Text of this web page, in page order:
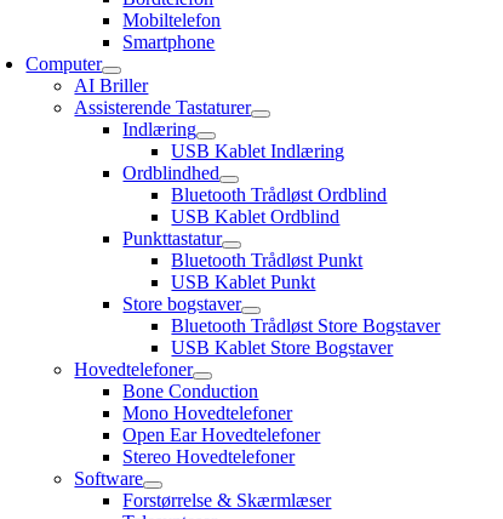
Mobiltelefon
Smartphone
Computer
AI Briller
Assisterende Tastaturer
Indlæring
USB Kablet Indlæring
Ordblindhed
Bluetooth Trådløst Ordblind
USB Kablet Ordblind
Punkttastatur
Bluetooth Trådløst Punkt
USB Kablet Punkt
Store bogstaver
Bluetooth Trådløst Store Bogstaver
USB Kablet Store Bogstaver
Hovedtelefoner
Bone Conduction
Mono Hovedtelefoner
Open Ear Hovedtelefoner
Stereo Hovedtelefoner
Software
Forstørrelse & Skærmlæser